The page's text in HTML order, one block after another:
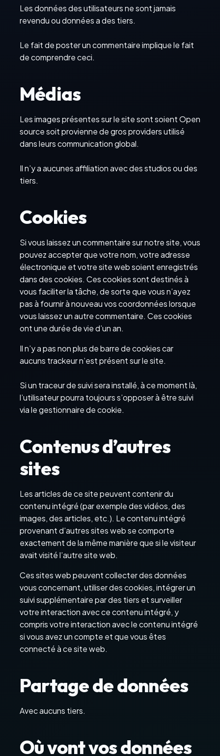
Les données des utilisateurs ne sont jamais
revendu ou données a des tiers.
Le fait de poster un commentaire implique le fait
de comprendre ceci.
Médias
Les images présentes sur le site sont soient Open
source soit provienne de gros providers utilisé
dans leurs communication global.
Il n’y a aucunes affiliation avec des studios ou des
tiers.
Cookies
Si vous laissez un commentaire sur notre site, vous
pouvez accepter que votre nom, votre adresse
électronique et votre site web soient enregistrés
dans des cookies. Ces cookies sont destinés à
vous faciliter la tâche, de sorte que vous n’ayez
pas à fournir à nouveau vos coordonnées lorsque
vous laissez un autre commentaire. Ces cookies
ont une durée de vie d’un an.
Il n’y a pas non plus de barre de cookies car
aucuns trackeur n’est présent sur le site.
Si un traceur de suivi sera installé, à ce moment là,
l’utilisateur pourra toujours s’opposer à être suivi
via le gestionnaire de cookie.
Contenus d’autres
sites
Les articles de ce site peuvent contenir du
contenu intégré (par exemple des vidéos, des
images, des articles, etc.). Le contenu intégré
provenant d’autres sites web se comporte
exactement de la même manière que si le visiteur
avait visité l’autre site web.
Ces sites web peuvent collecter des données
vous concernant, utiliser des cookies, intégrer un
suivi supplémentaire par des tiers et surveiller
votre interaction avec ce contenu intégré, y
compris votre interaction avec le contenu intégré
si vous avez un compte et que vous êtes
connecté à ce site web.
Partage de données
Avec aucuns tiers.
Où vont vos données